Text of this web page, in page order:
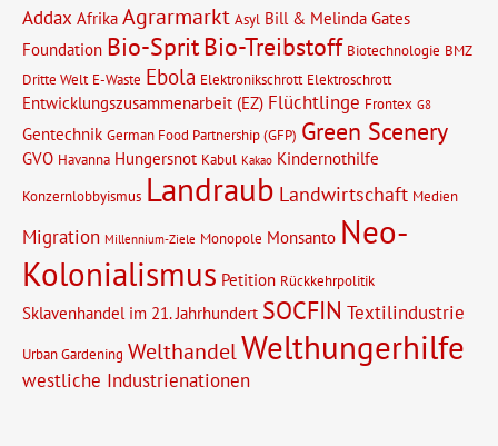
Addax Afrika Agrarmarkt Asyl Bill & Melinda Gates
Foundation Bio-SpritBio-Treibstoff Biotechnologie BMZ
Dritte Welt E-Waste Ebola Elektronikschrott Elektroschrott
Entwicklungszusammenarbeit (EZ) Flüchtlinge Frontex G8
Gentechnik German Food Partnership (GFP) Green Scenery
GVO Havanna Hungersnot Kabul Kakao Kindernothilfe
Konzernlobbyismus Landraub Landwirtschaft Medien
Migration Millennium-Ziele Monopole Monsanto Neo-
Kolonialismus Petition Rückkehrpolitik
Sklavenhandel im 21. Jahrhundert SOCFIN Textilindustrie
Urban Gardening WelthandelWelthungerhilfe
westliche Industrienationen